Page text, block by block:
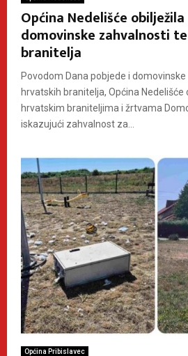
Općina Nedelišće
domovinske zahvalnosti
branitelja
Povodom Dana pobjede i
hrvatskih branitelja, Općina Nedelišće
hrvatskim braniteljima i žrtvama
iskazujući zahvalnost za...
Općina Pribislavec